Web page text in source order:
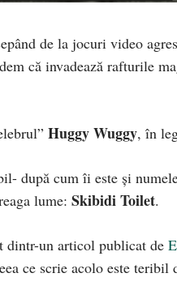
de la jocuri video
că invadează rafturile
Huggy Wuggy, în
după cum îi este și
lume: Skibidi Toilet.
dintr-un articol publicat de
ce scrie acolo este teribil